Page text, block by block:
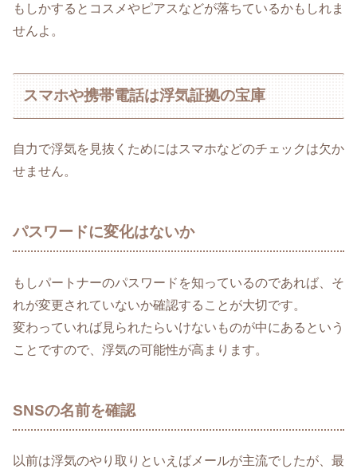
もしかするとコスメやピアスなどが落ちているかもしれま
せんよ。
スマホや携帯電話は浮気証拠の宝庫
自力で浮気を見抜くためにはスマホなどのチェックは欠か
せません。
パスワードに変化はないか
もしパートナーのパスワードを知っているのであれば、そ
れが変更されていないか確認することが大切です。
変わっていれば見られたらいけないものが中にあるという
ことですので、浮気の可能性が高まります。
SNSの名前を確認
以前は浮気のやり取りといえばメールが主流でしたが、最